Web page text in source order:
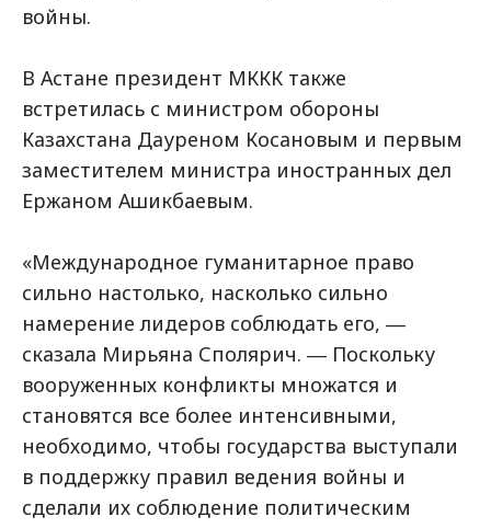
войны.
В Астане президент МККК также
встретилась с министром обороны
Казахстана Дауреном Косановым и первым
заместителем министра иностранных дел
Ержаном Ашикбаевым.
«Международное гуманитарное право
сильно настолько, насколько сильно
намерение лидеров соблюдать его, ―
сказала Мирьяна Сполярич. ― Поскольку
вооруженных конфликты множатся и
становятся все более интенсивными,
необходимо, чтобы государства выступали
в поддержку правил ведения войны и
сделали их соблюдение политическим